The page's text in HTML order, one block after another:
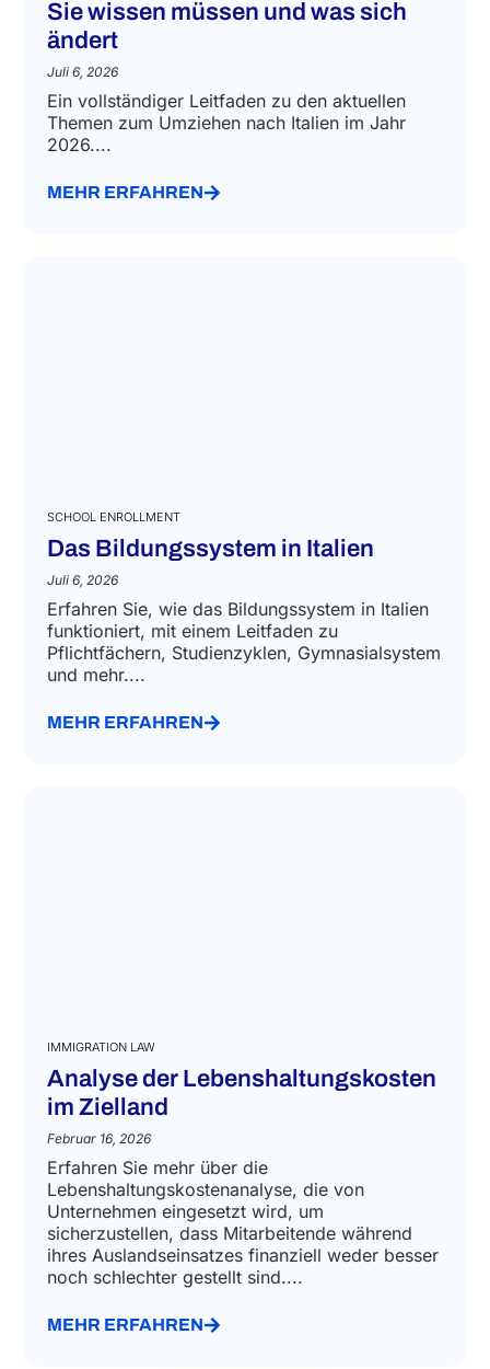
Sie wissen müssen und was sich
ändert
Juli 6, 2026
Ein vollständiger Leitfaden zu den aktuellen
Themen zum Umziehen nach Italien im Jahr
2026....
MEHR ERFAHREN
SCHOOL ENROLLMENT
Das Bildungssystem in Italien
Juli 6, 2026
Erfahren Sie, wie das Bildungssystem in Italien
funktioniert, mit einem Leitfaden zu
Pflichtfächern, Studienzyklen, Gymnasialsystem
und mehr....
MEHR ERFAHREN
IMMIGRATION LAW
Analyse der Lebenshaltungskosten
im Zielland
Februar 16, 2026
Erfahren Sie mehr über die
Lebenshaltungskostenanalyse, die von
Unternehmen eingesetzt wird, um
sicherzustellen, dass Mitarbeitende während
ihres Auslandseinsatzes finanziell weder besser
noch schlechter gestellt sind....
MEHR ERFAHREN